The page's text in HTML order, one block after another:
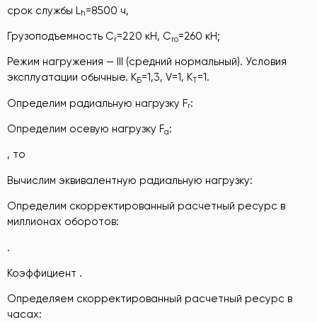
срок службы L h=8500 ч,
Грузоподъемность Cr=220 кН, Cro=260 кН;
Режим нагружения — III (средний нормальный). Условия
эксплуатации обычные. КБ=1,3, V=1, КТ=1.
Определим радиальную нагрузку Fr:
Определим осевую нагрузку Fa:
, то
Вычислим эквивалентную радиальную нагрузку:
Определим скорректированный расчетный ресурс в
миллионах оборотов:
.
Коэффициент .
Определяем скорректированный расчетный ресурс в
часах: